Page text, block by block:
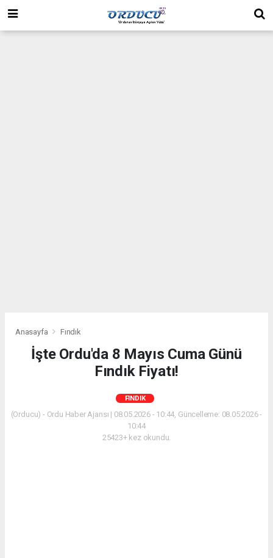
Anasayfa Fındık
İşte Ordu'da 8 Mayıs Cuma Günü
Fındık Fiyatı!
FINDIK
(Orducu) - Ordu Haber Ajansı | 08.05.2026 - 10:44, Güncelleme: 08.05.2026 -
10:44
25423+ kez okundu.